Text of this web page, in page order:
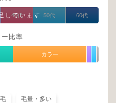
しています
40代 50代 60代
ー比率
カラー
毛量・多い